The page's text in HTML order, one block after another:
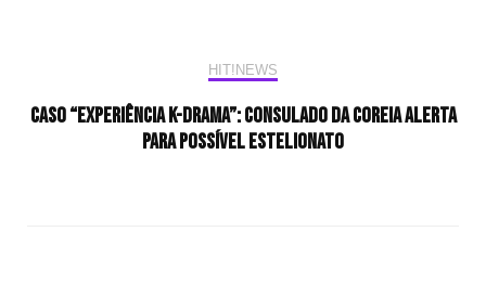
HIT!NEWS
Caso “Experiência K-drama”: Consulado da Coreia alerta
para possível estelionato